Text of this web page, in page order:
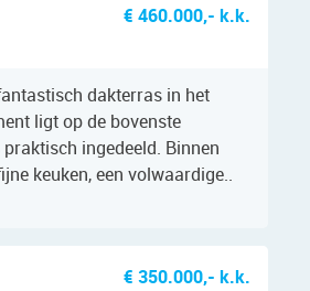
€ 460.000,- k.k.
dakterras in het
ligt op de bovenste
ingedeeld. Binnen
keuken, een volwaardige..
€ 350.000,- k.k.